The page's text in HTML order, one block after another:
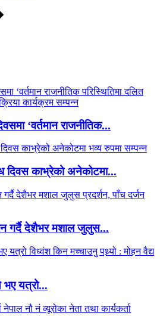
‘वर्तमान राजनीतिक...
दिवस काभ्रेको अनेकोटमा...
गर्दै देशैभर मशाल जुलुस...
भए यत्रो...